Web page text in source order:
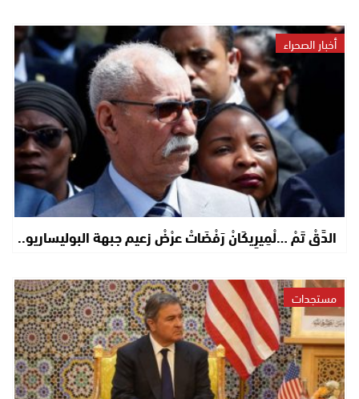
أخبار الصحراء
الدَّقْ تَمْ …لْمِيرِيكَانْ رَفْضَاتْ عرْضْ زعيم جبهة البوليساريو..
مستجدات